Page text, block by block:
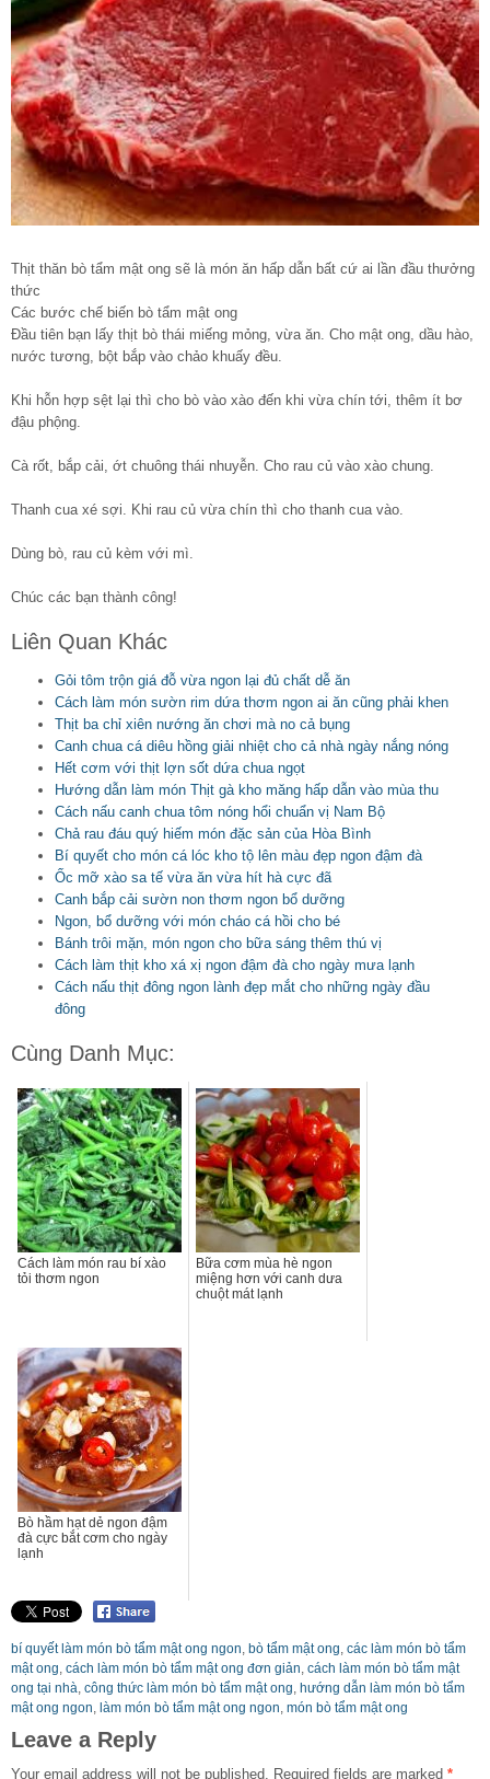
Thịt thăn bò tẩm mật ong sẽ là món ăn hấp dẫn bất cứ ai lần đầu thưởng
thức
Các bước chế biến bò tẩm mật ong
Đầu tiên bạn lấy thịt bò thái miếng mỏng, vừa ăn. Cho mật ong, dầu hào,
nước tương, bột bắp vào chảo khuấy đều.
Khi hỗn hợp sệt lại thì cho bò vào xào đến khi vừa chín tới, thêm ít bơ
đậu phộng.
Cà rốt, bắp cải, ớt chuông thái nhuyễn. Cho rau củ vào xào chung.
Thanh cua xé sợi. Khi rau củ vừa chín thì cho thanh cua vào.
Dùng bò, rau củ kèm với mì.
Chúc các bạn thành công!
Liên Quan Khác
Gỏi tôm trộn giá đỗ vừa ngon lại đủ chất dễ ăn
Cách làm món sườn rim dứa thơm ngon ai ăn cũng phải khen
Thịt ba chỉ xiên nướng ăn chơi mà no cả bụng
Canh chua cá diêu hồng giải nhiệt cho cả nhà ngày nắng nóng
Hết cơm với thịt lợn sốt dứa chua ngọt
Hướng dẫn làm món Thịt gà kho măng hấp dẫn vào mùa thu
Cách nấu canh chua tôm nóng hổi chuẩn vị Nam Bộ
Chả rau đáu quý hiếm món đặc sản của Hòa Bình
Bí quyết cho món cá lóc kho tộ lên màu đẹp ngon đậm đà
Ốc mỡ xào sa tế vừa ăn vừa hít hà cực đã
Canh bắp cải sườn non thơm ngon bổ dưỡng
Ngon, bổ dưỡng với món cháo cá hồi cho bé
Bánh trôi mặn, món ngon cho bữa sáng thêm thú vị
Cách làm thịt kho xá xị ngon đậm đà cho ngày mưa lạnh
Cách nấu thịt đông ngon lành đẹp mắt cho những ngày đầu
đông
Cùng Danh Mục:
Cách làm món rau bí xào
tỏi thơm ngon
Bữa cơm mùa hè ngon
miệng hơn với canh dưa
chuột mát lạnh
Bò hầm hạt dẻ ngon đậm
đà cực bắt cơm cho ngày
lạnh
bí quyết làm món bò tẩm mật ong ngon, bò tẩm mật ong, các làm món bò tẩm
mật ong, cách làm món bò tẩm mật ong đơn giản, cách làm món bò tẩm mật
ong tại nhà, công thức làm món bò tẩm mật ong, hướng dẫn làm món bò tẩm
mật ong ngon, làm món bò tẩm mật ong ngon, món bò tẩm mật ong
Leave a Reply
Your email address will not be published. Required fields are marked *